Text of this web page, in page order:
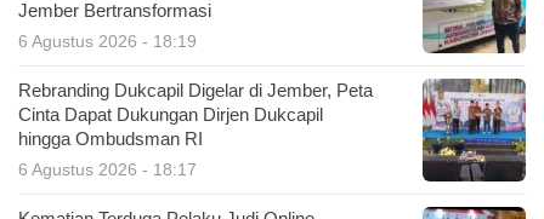
Jember Bertransformasi
6 Agustus 2026 - 18:19
Rebranding Dukcapil Digelar di Jember, Peta
Cinta Dapat Dukungan Dirjen Dukcapil
hingga Ombudsman RI
6 Agustus 2026 - 18:17